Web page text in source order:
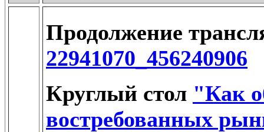
Продолжение
22941070_456240906
Круглый стол "Как
востребованных